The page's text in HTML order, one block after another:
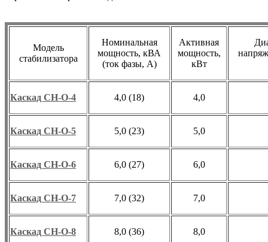
Модель
стабилизатора
Номинальная
мощность, кВА
(ток фазы, А)
Активная
мощность,
кВт
Каскад СН-О-4 4,0 (18) 4,0
Каскад СН-О-5 5,0 (23) 5,0
Каскад СН-О-6 6,0 (27) 6,0
Каскад СН-О-7 7,0 (32) 7,0
Каскад СН-О-8 8,0 (36) 8,0